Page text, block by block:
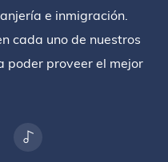
e inmigración.
cada uno de nuestros
poder proveer el mejor